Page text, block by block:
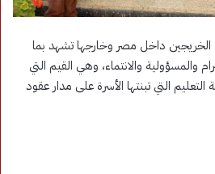
الخريجين داخل مصر وخارجها تشهد بما
والمسؤولية والانتماء، وهي القيم التي
التي تبنتها الأسرة على مدار عقود